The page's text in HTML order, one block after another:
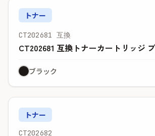
トナー
CT202681 互換
CT202681 互換トナーカートリッジ
ブラック
トナー
CT202682